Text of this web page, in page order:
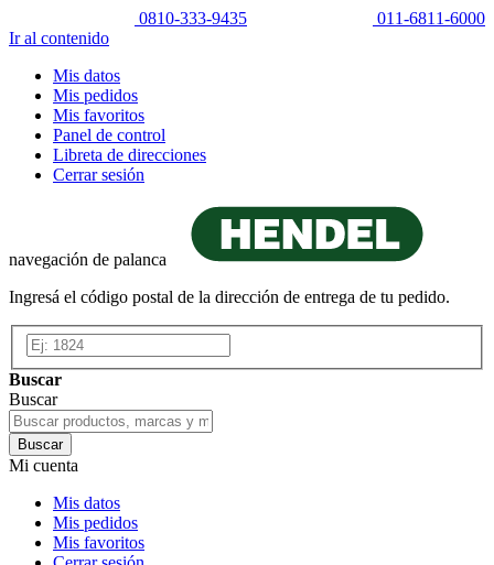
0810-333-9435
011-6811-6000
Ir al contenido
Mis datos
Mis pedidos
Mis favoritos
Panel de control
Libreta de direcciones
Cerrar sesión
navegación de palanca
Ingresá el código postal de la dirección de entrega de tu pedido.
Buscar
Buscar
Buscar
Mi cuenta
Mis datos
Mis pedidos
Mis favoritos